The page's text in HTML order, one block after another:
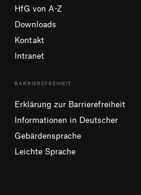
HfG von A-Z
Downloads
Kontakt
Intranet
BARRIEREFREIHEIT
Erklärung zur Barrierefreiheit
Informationen in Deutscher
Gebärdensprache
Leichte Sprache